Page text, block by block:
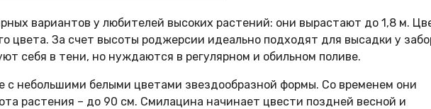
вариантов у любителей высоких растений: они вырастают до 1,8 м.
цвета. За счет высоты роджерсии идеально подходят для высадки у
себя в тени, но нуждаются в регулярном и обильном поливе.
с небольшими белыми цветами звездообразной формы. Со временем они
растения – до 90 см. Смилацина начинает цвести поздней весной и